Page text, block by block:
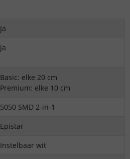
Ja
Ja
Basic: elke 20 cm
Premium: elke 10 cm
5050 SMD 2-in-1
Epistar
Instelbaar wit